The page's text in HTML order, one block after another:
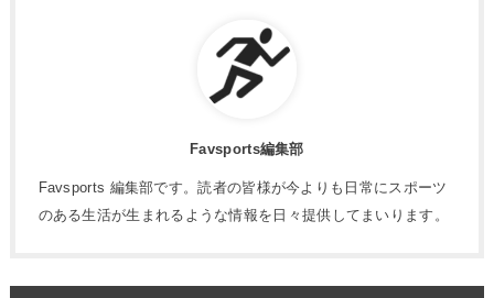
Favsports編集部
Favsports 編集部です。読者の皆様が今よりも日常にスポーツ
のある生活が生まれるような情報を日々提供してまいります。